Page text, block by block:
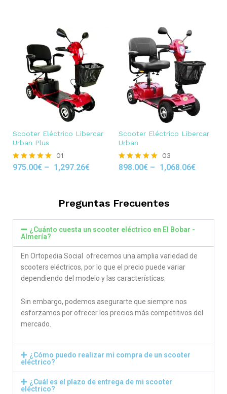
Scooter Eléctrico Libercar
Urban Plus
Rated
01
975.00€ – 1,297.26€
Scooter Eléctrico Libercar
Urban
Rated
03
898.00€ – 1,068.06€
Preguntas Frecuentes
¿Cuánto cuesta un scooter eléctrico en El Bobar -
Almería?
En Ortopedia Social ofrecemos una amplia variedad de
scooters eléctricos, por lo que el precio puede variar
dependiendo del modelo y las características.
Sin embargo, podemos asegurarte que siempre nos
esforzamos por ofrecer los precios más competitivos del
mercado.
¿Cómo puedo realizar mi compra de un scooter
eléctrico?
¿Cuál es el plazo de entrega de mi scooter
eléctrico?